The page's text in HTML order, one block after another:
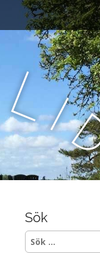
Li
Sök
Sök
efter: